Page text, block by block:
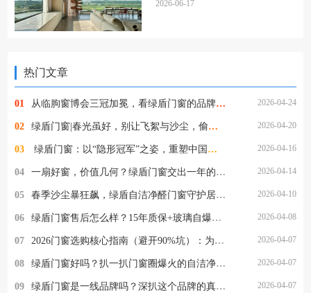
2026-06-17
热门文章
01 从临朐窗博会三冠加冕，看绿盾门窗的品牌定力与破局之道 2026-04-24
02 绿盾门窗|春光虽好，别让飞絮与沙尘，偷走家人的健康 2026-04-20
03 ​ 绿盾门窗：以“隐形冠军”之姿，重塑中国高端门窗新格局 2026-04-16
04 一扇好窗，价值几何？绿盾门窗交出一年的使用答卷 2026-04-14
05 春季沙尘暴狂飙，绿盾自洁净醛门窗守护居家清净 2026-04-10
06 绿盾门窗售后怎么样？15年质保+玻璃自爆全赔，这保障够硬核！ 2026-04-08
07 2026门窗选购核心指南（避开90%坑）：为什么懂行的人都选绿盾门窗？ 2026-04-07
08 绿盾门窗好吗？扒一扒门窗圈爆火的自洁净醛，到底值不值得选 2026-04-07
09 绿盾门窗是一线品牌吗？深扒这个品牌的真实段位 2026-04-07